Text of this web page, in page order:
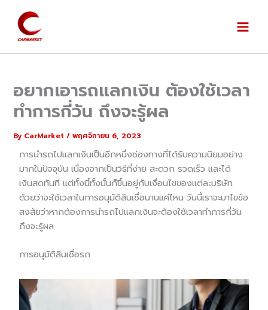
content
อยากเอารถแลกเงิน ต้องใช้เวลา
ทำการกี่วัน ถึงจะรู้ผล
By CarMarket/พฤศจิกายน 6, 2023
การนำรถไปแลกเงินเป็นอีกหนึ่งช่องทางที่ได้รับความนิยมอย่าง
มากในปัจจุบัน เนื่องจากเป็นวิธีที่ง่าย สะดวก รวดเร็ว และได้
เงินสดทันที แต่ทั้งนี้ทั้งนั้นก็ขึ้นอยู่กับเงื่อนไขของแต่ละบริษัท
ด้วยว่าจะใช้เวลาในการอนุมัติสินเชื่อนานแค่ไหน วันนี้เราจะมาไขข้อ
สงสัยว่าหากต้องการนำรถไปแลกเงินจะต้องใช้เวลาทำการกี่วัน
ถึงจะรู้ผล
การอนุมัติสินเชื่อรถ